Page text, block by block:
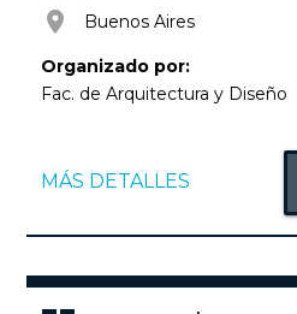
room Buenos Aires
Organizado por:
Fac. de Arquitectura y Diseño
MÁS DETALLES